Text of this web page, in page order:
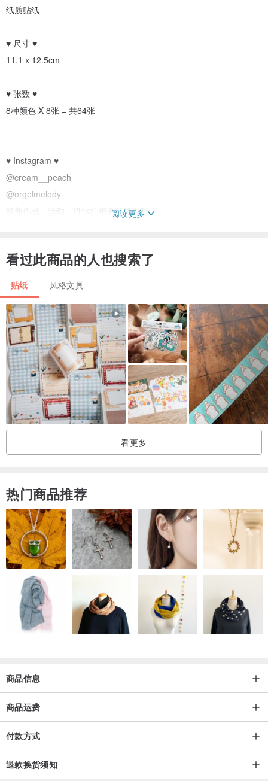
纸质贴纸
♥ 尺寸 ♥
11.1 x 12.5cm
♥ 张数 ♥
8种颜色 X 8张 = 共64张
♥ Instagram ♥
@cream__peach
@orgelmelody
最新作品、活动、Pinkoi 相关信息更新。
请勿非法盗用 Orgel Melody 商品图片。
很高兴认识你。
我们是 Orgel Melody，一个制作色彩缤纷、插画精美的贴纸品牌。
我们热诚欢迎海外顾客。
与 orgel melody 的商品一同享受拼贴的乐趣 ♥
阅读更多
看过此商品的人也搜索了
贴纸 风格文具
看更多
热门商品推荐
商品信息
商品运费
付款方式
退款换货须知